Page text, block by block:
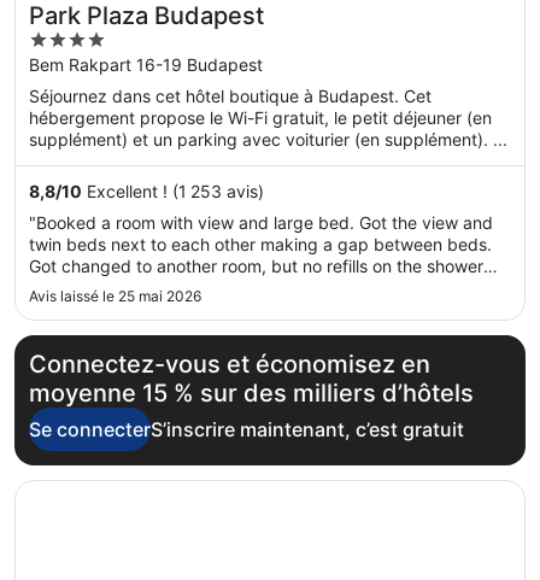
Park Plaza Budapest
4
out
of
5
Bem Rakpart 16-19 Budapest
Séjournez dans cet hôtel boutique à Budapest. Cet
hébergement propose le Wi-Fi gratuit, le petit déjeuner (en
supplément) et un parking avec voiturier (en supplément). ...
8,8/10 Excellent ! (1 253 avis)
"Booked a room with view and large bed. Got the view and
twin beds next to each other making a gap between beds.
Got changed to another room, but no refills on the shower
gel and body lotion which were empty upon arrival, shower
full day to ..."
Avis laissé le 25 mai 2026
Connectez-vous et économisez en
moyenne 15 % sur des milliers d’hôtels
Se connecterS’inscrire maintenant, c’est gratuit
S’ouvre dans une nouvelle fenêtre
Budapest Marriott Hotel